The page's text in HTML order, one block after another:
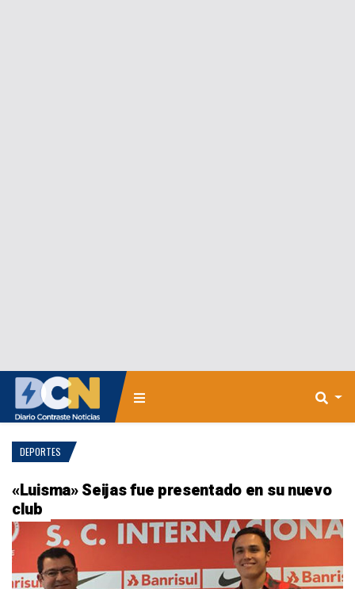
DEPORTES
«Luisma» Seijas fue presentado en su nuevo
club